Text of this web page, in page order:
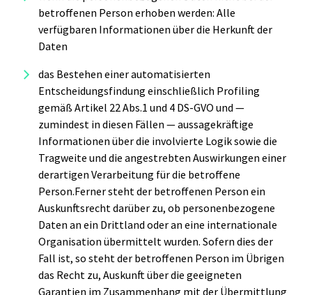
betroffenen Person erhoben werden: Alle
verfügbaren Informationen über die Herkunft der
Daten
das Bestehen einer automatisierten
Entscheidungsfindung einschließlich Profiling
gemäß Artikel 22 Abs.1 und 4 DS-GVO und —
zumindest in diesen Fällen — aussagekräftige
Informationen über die involvierte Logik sowie die
Tragweite und die angestrebten Auswirkungen einer
derartigen Verarbeitung für die betroffene
Person.Ferner steht der betroffenen Person ein
Auskunftsrecht darüber zu, ob personenbezogene
Daten an ein Drittland oder an eine internationale
Organisation übermittelt wurden. Sofern dies der
Fall ist, so steht der betroffenen Person im Übrigen
das Recht zu, Auskunft über die geeigneten
Garantien im Zusammenhang mit der Übermittlung